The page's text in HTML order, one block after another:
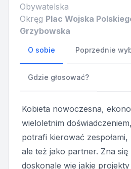
Obywatelska
Okręg Plac Wojska
Grzybowska
O sobie Poprzednie
Gdzie głosować?
Kobieta nowoczesna,
wieloletnim
potrafi kierować
ale też jako partner. Zna się
doskonale wie jakie